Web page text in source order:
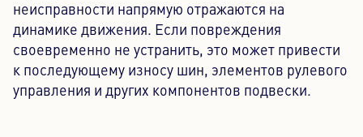
неисправности напрямую отражаются на
динамике движения. Если повреждения
своевременно не устранить, это может привести
к последующему износу шин, элементов рулевого
управления и других компонентов подвески.